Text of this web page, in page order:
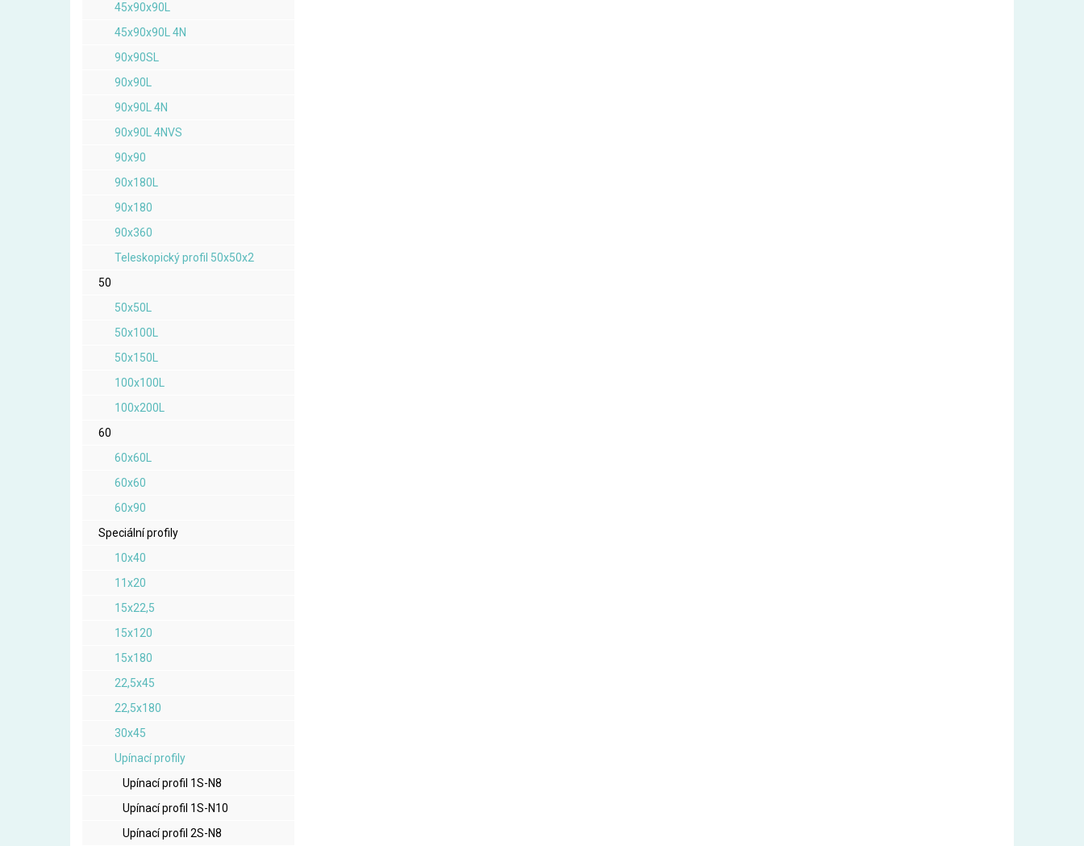
45x90x90L
45x90x90L 4N
90x90SL
90x90L
90x90L 4N
90x90L 4NVS
90x90
90x180L
90x180
90x360
Teleskopický profil 50x50x2
50
50x50L
50x100L
50x150L
100x100L
100x200L
60
60x60L
60x60
60x90
Speciální profily
10x40
11x20
15x22,5
15x120
15x180
22,5x45
22,5x180
30x45
Upínací profily
Upínací profil 1S-N8
Upínací profil 1S-N10
Upínací profil 2S-N8